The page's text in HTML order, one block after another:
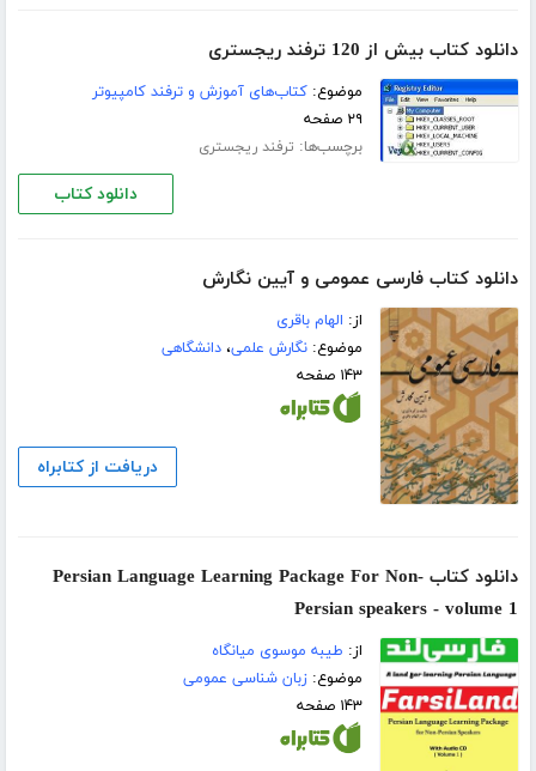
دانلود کتاب بیش از 120 ترفند ریجستری
موضوع:کتاب‌های آموزش و ترفند کامپیوتر
۲۹ صفحه
برچسب‌ها: ترفند ریجستری
دانلود کتاب
دانلود کتاب فارسی عمومی و آیین نگارش
از: الهام باقری
موضوع:نگارش علمی،دانشگاهی
۱۴۳ صفحه
دریافت از کتابراه
دانلود کتاب Persian Language Learning Package For Non-
Persian speakers - volume 1
از: طیبه موسوی میانگاه
موضوع:زبان شناسی عمومی
۱۴۳ صفحه